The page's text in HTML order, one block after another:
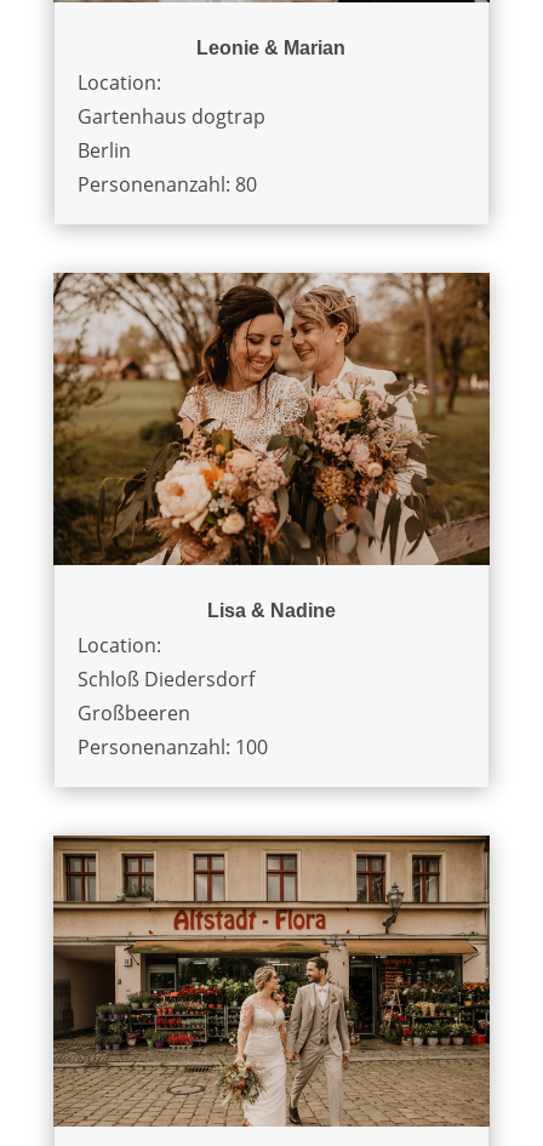
Leonie & Marian
Location:
Gartenhaus dogtrap
Berlin
Personenanzahl: 80
Lisa & Nadine
Location:
Schloß Diedersdorf
Großbeeren
Personenanzahl: 100